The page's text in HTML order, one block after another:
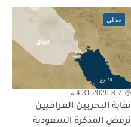
محلي
2026-8-7 4:31 م
نقابة البحريين العراقيين
ترفض المذكرة السعودية